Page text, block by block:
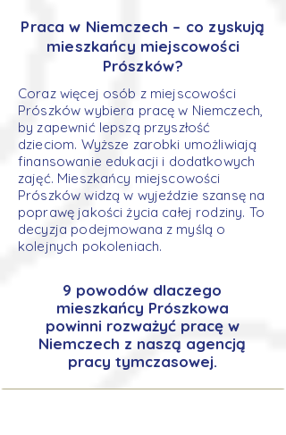
Praca w Niemczech – co zyskują
mieszkańcy miejscowości
Prószków?
Coraz więcej osób z miejscowości
Prószków wybiera pracę w Niemczech,
by zapewnić lepszą przyszłość
dzieciom. Wyższe zarobki umożliwiają
finansowanie edukacji i dodatkowych
zajęć. Mieszkańcy miejscowości
Prószków widzą w wyjeździe szansę na
poprawę jakości życia całej rodziny. To
decyzja podejmowana z myślą o
kolejnych pokoleniach.
9 powodów dlaczego
mieszkańcy Prószkowa
powinni rozważyć pracę w
Niemczech z naszą agencją
pracy tymczasowej.